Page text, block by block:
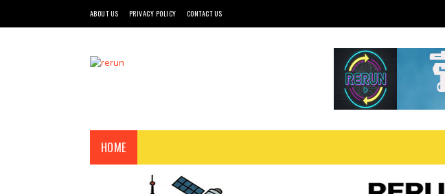
ABOUT US PRIVACY POLICY CONTACT US
HOME